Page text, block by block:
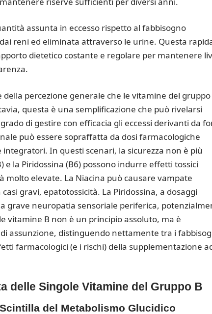
assunta in eccesso rispetto al fabbisogno
reni ed eliminata attraverso le urine. Questa
dietetico costante e regolare per mantenere
della percezione generale che le vitamine del gruppo
questa è una semplificazione che può rivelarsi
di gestire con efficacia gli eccessi derivanti da
può essere sopraffatta da dosi farmacologiche
In questi scenari, la sicurezza non è più
la Piridossina (B6) possono indurre effetti tossici
elevate. La Niacina può causare vampate
gravi, epatotossicità. La Piridossina, a dosaggi
grave neuropatia sensoriale periferica,
vitamine B non è un principio assoluto, ma è
assunzione, distinguendo nettamente tra i
farmacologici (e i rischi) della supplementazione
delle Singole Vitamine del Gruppo B
del Metabolismo Glucidico